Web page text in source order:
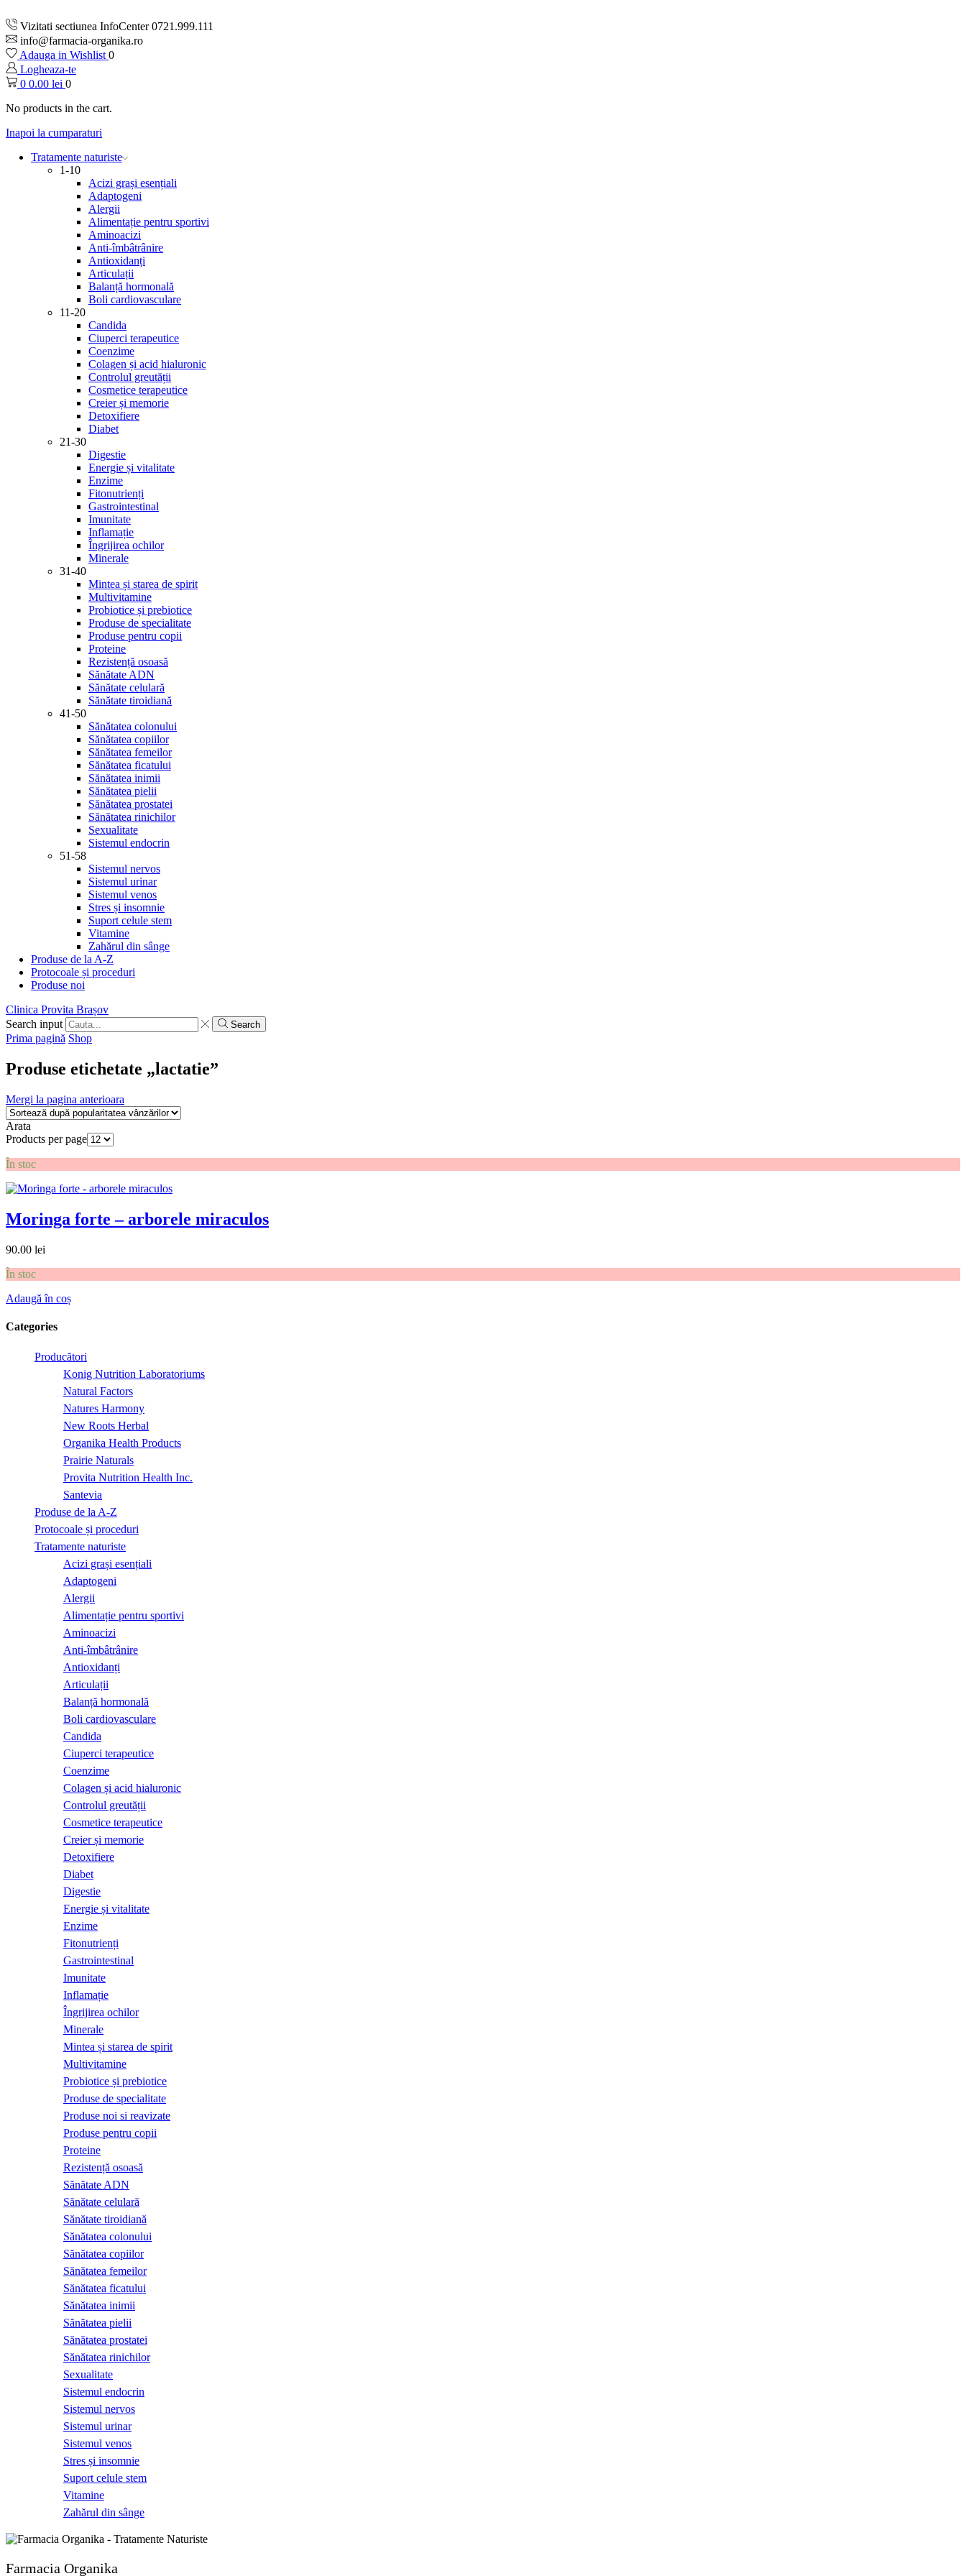
Vizitati sectiunea InfoCenter 0721.999.111
info@farmacia-organika.ro
Adauga in Wishlist 0
Logheaza-te
0 0.00 lei 0
No products in the cart.
Inapoi la cumparaturi
Tratamente naturiste
1-10
Acizi grași esențiali
Adaptogeni
Alergii
Alimentație pentru sportivi
Aminoacizi
Anti-îmbâtrânire
Antioxidanți
Articulații
Balanță hormonală
Boli cardiovasculare
11-20
Candida
Ciuperci terapeutice
Coenzime
Colagen și acid hialuronic
Controlul greutății
Cosmetice terapeutice
Creier și memorie
Detoxifiere
Diabet
21-30
Digestie
Energie și vitalitate
Enzime
Fitonutrienți
Gastrointestinal
Imunitate
Inflamație
Îngrijirea ochilor
Minerale
31-40
Mintea și starea de spirit
Multivitamine
Probiotice și prebiotice
Produse de specialitate
Produse pentru copii
Proteine
Rezistență osoasă
Sănătate ADN
Sănătate celulară
Sănătate tiroidiană
41-50
Sănătatea colonului
Sănătatea copiilor
Sănătatea femeilor
Sănătatea ficatului
Sănătatea inimii
Sănătatea pielii
Sănătatea prostatei
Sănătatea rinichilor
Sexualitate
Sistemul endocrin
51-58
Sistemul nervos
Sistemul urinar
Sistemul venos
Stres și insomnie
Suport celule stem
Vitamine
Zahărul din sânge
Produse de la A-Z
Protocoale și proceduri
Produse noi
Clinica Provita Brașov
Search input
Search
Prima pagină Shop
Produse etichetate „lactatie”
Mergi la pagina anterioara
Arata
Products per page
În stoc
Moringa forte – arborele miraculos
90.00 lei
În stoc
Adaugă în coș
Categories
Producători
Konig Nutrition Laboratoriums
Natural Factors
Natures Harmony
New Roots Herbal
Organika Health Products
Prairie Naturals
Provita Nutrition Health Inc.
Santevia
Produse de la A-Z
Protocoale și proceduri
Tratamente naturiste
Acizi grași esențiali
Adaptogeni
Alergii
Alimentație pentru sportivi
Aminoacizi
Anti-îmbâtrânire
Antioxidanți
Articulații
Balanță hormonală
Boli cardiovasculare
Candida
Ciuperci terapeutice
Coenzime
Colagen și acid hialuronic
Controlul greutății
Cosmetice terapeutice
Creier și memorie
Detoxifiere
Diabet
Digestie
Energie și vitalitate
Enzime
Fitonutrienți
Gastrointestinal
Imunitate
Inflamație
Îngrijirea ochilor
Minerale
Mintea și starea de spirit
Multivitamine
Probiotice și prebiotice
Produse de specialitate
Produse noi si reavizate
Produse pentru copii
Proteine
Rezistență osoasă
Sănătate ADN
Sănătate celulară
Sănătate tiroidiană
Sănătatea colonului
Sănătatea copiilor
Sănătatea femeilor
Sănătatea ficatului
Sănătatea inimii
Sănătatea pielii
Sănătatea prostatei
Sănătatea rinichilor
Sexualitate
Sistemul endocrin
Sistemul nervos
Sistemul urinar
Sistemul venos
Stres și insomnie
Suport celule stem
Vitamine
Zahărul din sânge
Farmacia Organika